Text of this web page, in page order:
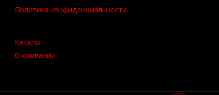
Политика конфиденциальности
Каталог
О компании